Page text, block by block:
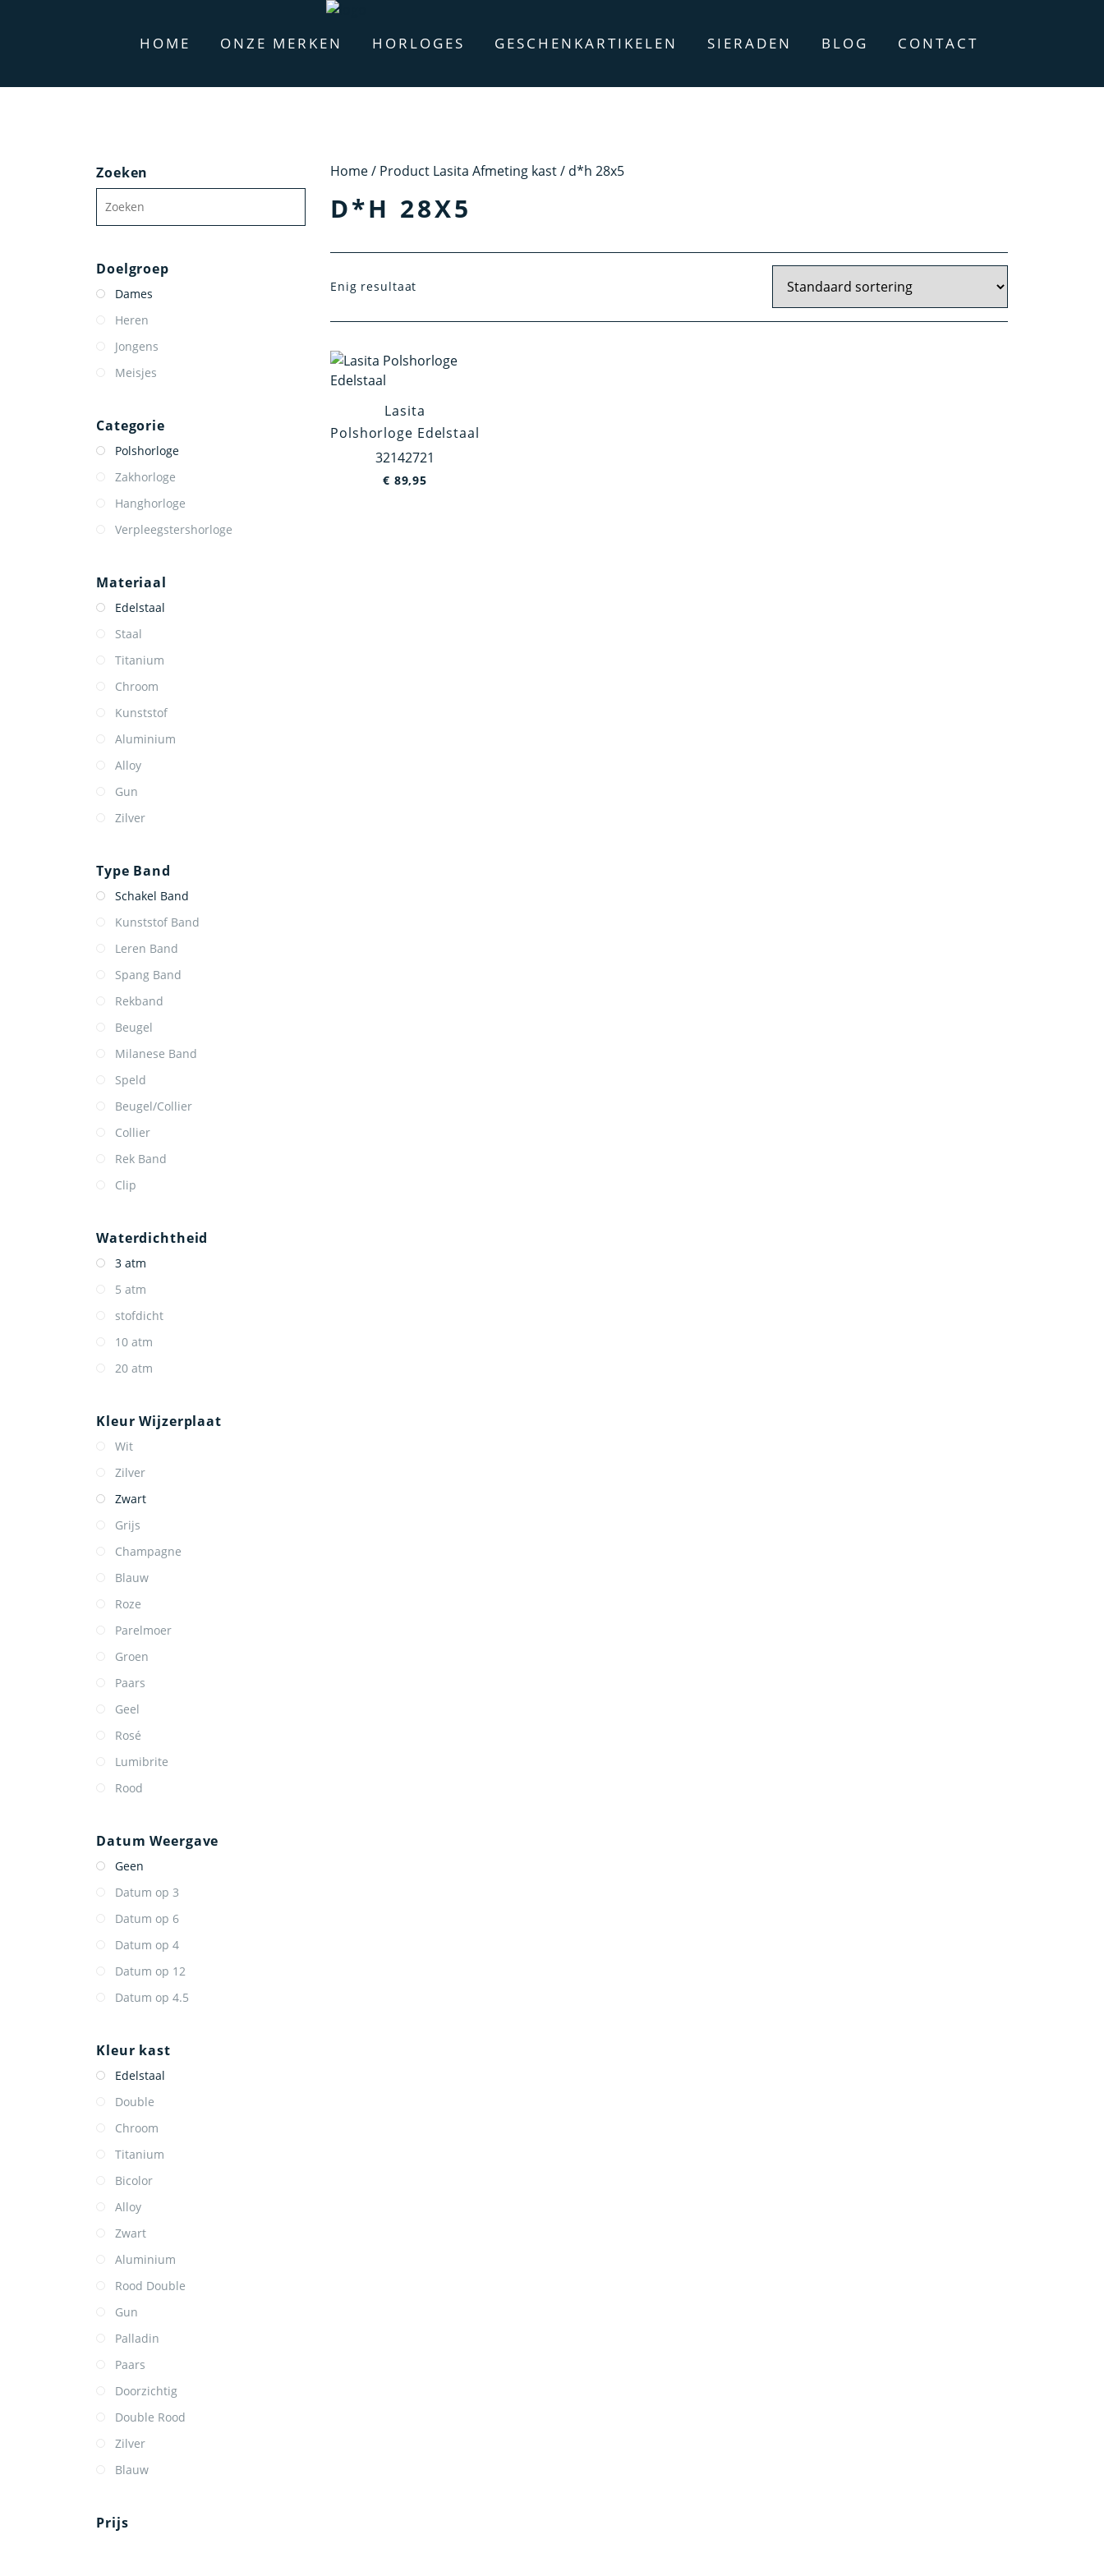
HOME ONZE MERKEN HORLOGES GESCHENKARTIKELEN SIERADEN BLOG CONTACT
Zoeken
Doelgroep
Dames
Heren
Jongens
Meisjes
Categorie
Polshorloge
Zakhorloge
Hanghorloge
Verpleegstershorloge
Materiaal
Edelstaal
Staal
Titanium
Chroom
Kunststof
Aluminium
Alloy
Gun
Zilver
Type Band
Schakel Band
Kunststof Band
Leren Band
Spang Band
Rekband
Beugel
Milanese Band
Speld
Beugel/Collier
Collier
Rek Band
Clip
Waterdichtheid
3 atm
5 atm
stofdicht
10 atm
20 atm
Kleur Wijzerplaat
Wit
Zilver
Zwart
Grijs
Champagne
Blauw
Roze
Parelmoer
Groen
Paars
Geel
Rosé
Lumibrite
Rood
Datum Weergave
Geen
Datum op 3
Datum op 6
Datum op 4
Datum op 12
Datum op 4.5
Kleur kast
Edelstaal
Double
Chroom
Titanium
Bicolor
Alloy
Zwart
Aluminium
Rood Double
Gun
Palladin
Paars
Doorzichtig
Double Rood
Zilver
Blauw
Prijs
Home/ Product Lasita Afmeting kast / d*h 28x5
D*H 28X5
Enig resultaat
Lasita
Polshorloge Edelstaal
32142721
€ 89,95